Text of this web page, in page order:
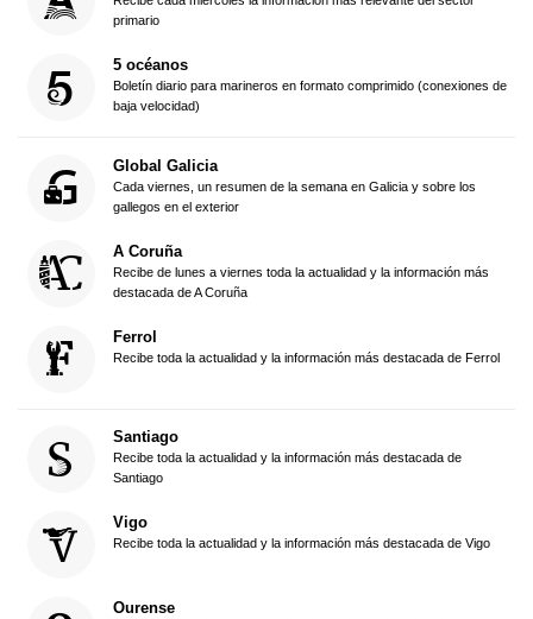
primario
5 océanos
Boletín diario para marineros en formato comprimido (conexiones de
baja velocidad)
Global Galicia
Cada viernes, un resumen de la semana en Galicia y sobre los
gallegos en el exterior
A Coruña
Recibe de lunes a viernes toda la actualidad y la información más
destacada de A Coruña
Ferrol
Recibe toda la actualidad y la información más destacada de Ferrol
Santiago
Recibe toda la actualidad y la información más destacada de
Santiago
Vigo
Recibe toda la actualidad y la información más destacada de Vigo
Ourense